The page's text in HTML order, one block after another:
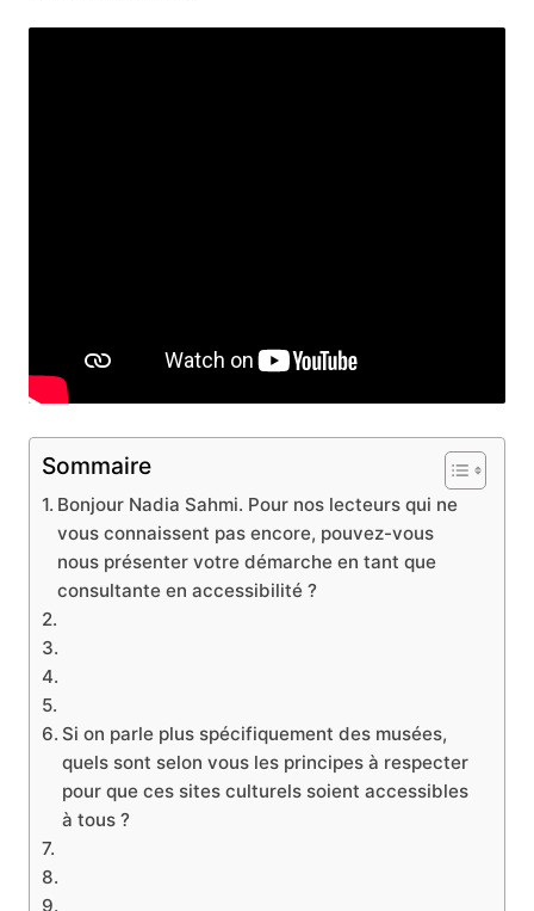
Sommaire
Bonjour Nadia Sahmi. Pour nos lecteurs qui ne
vous connaissent pas encore, pouvez-vous
nous présenter votre démarche en tant que
consultante en accessibilité ?
Si on parle plus spécifiquement des musées,
quels sont selon vous les principes à respecter
pour que ces sites culturels soient accessibles
à tous ?